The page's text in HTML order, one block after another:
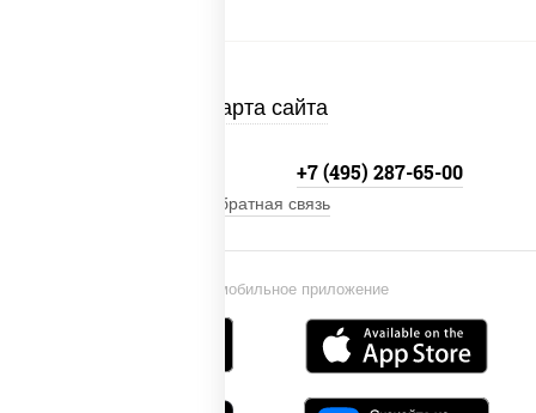
Карта сайта
Установи мобильное приложение
+7 (495) 287-65-00
Обратная связь